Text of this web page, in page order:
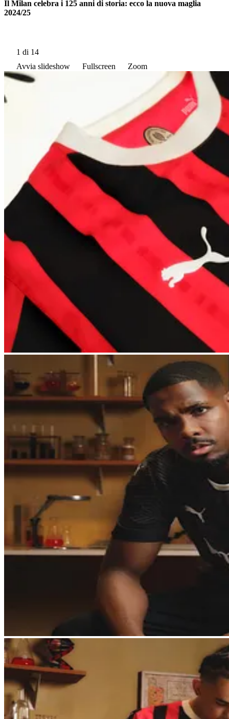
Il Milan celebra i 125 anni di storia: ecco la nuova maglia
2024/25
1 di 14
Avvia slideshow
Fullscreen Zoom